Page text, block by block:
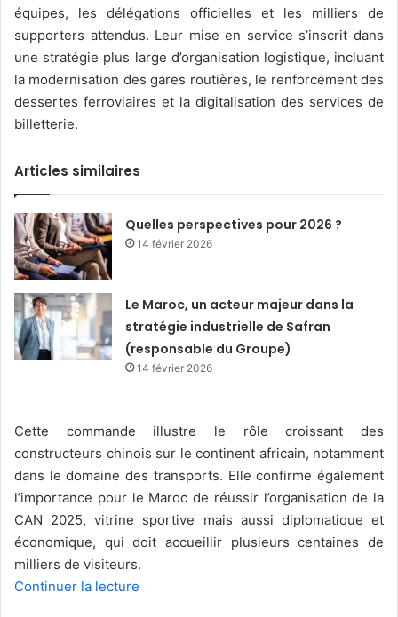
équipes, les délégations officielles et les milliers de
supporters attendus. Leur mise en service s’inscrit dans
une stratégie plus large d’organisation logistique, incluant
la modernisation des gares routières, le renforcement des
dessertes ferroviaires et la digitalisation des services de
billetterie.
Articles similaires
Quelles perspectives pour 2026 ?
14 février 2026
Le Maroc, un acteur majeur dans la
stratégie industrielle de Safran
(responsable du Groupe)
14 février 2026
Cette commande illustre le rôle croissant des
constructeurs chinois sur le continent africain, notamment
dans le domaine des transports. Elle confirme également
l’importance pour le Maroc de réussir l’organisation de la
CAN 2025, vitrine sportive mais aussi diplomatique et
économique, qui doit accueillir plusieurs centaines de
milliers de visiteurs.
Continuer la lecture